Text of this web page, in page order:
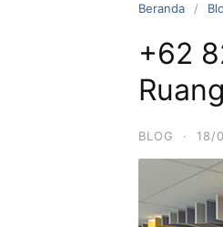
Beranda
+62
BLOG · 18/